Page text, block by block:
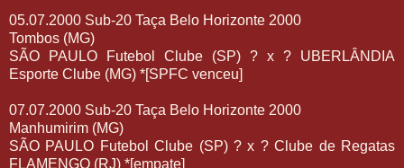
05.07.2000 Sub-20 Taça Belo Horizonte 2000
Tombos (MG)
SÃO PAULO Futebol Clube (SP) ? x ? UBERLÂNDIA
Esporte Clube (MG) *[SPFC venceu]
07.07.2000 Sub-20 Taça Belo Horizonte 2000
Manhumirim (MG)
SÃO PAULO Futebol Clube (SP) ? x ? Clube de Regatas
FLAMENGO (RJ) *[empate]